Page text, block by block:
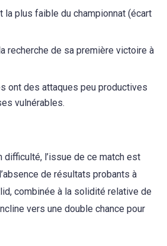
la plus faible du championnat (écart
recherche de sa première victoire à
ont des attaques peu productives
vulnérables.
difficulté, l’issue de ce match est
de résultats probants à
combinée à la solidité relative de
vers une double chance pour